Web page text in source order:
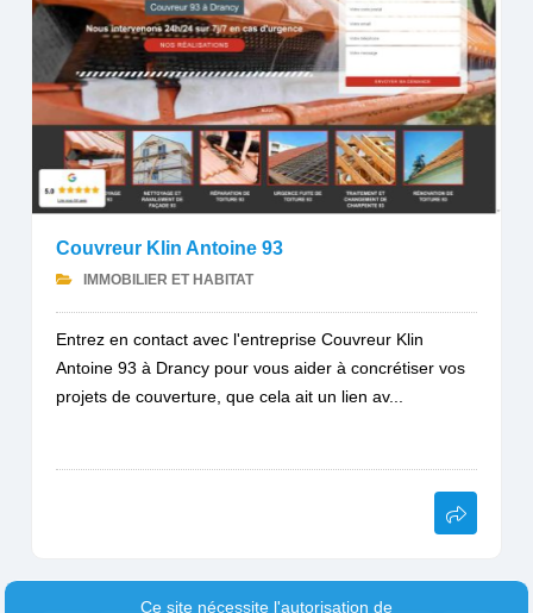
Couvreur Klin Antoine 93
IMMOBILIER ET HABITAT
Entrez en contact avec l'entreprise Couvreur Klin
Antoine 93 à Drancy pour vous aider à concrétiser vos
projets de couverture, que cela ait un lien av...
Ce site nécessite l'autorisation de